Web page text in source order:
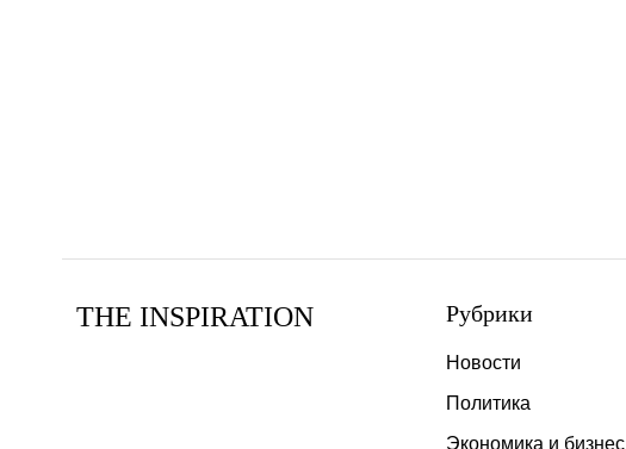
THE INSPIRATION Рубрики
Новости
Политика
Экономика и бизнес